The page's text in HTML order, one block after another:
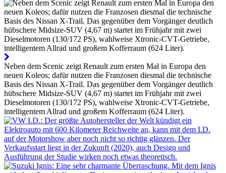
Neben dem Scenic zeigt Renault zum ersten Mal in Europa den
neuen Koleos; dafür nutzen die Franzosen diesmal die technische
Basis des Nissan X-Trail. Das gegenüber dem Vorgänger deutlich
hübschere Midsize-SUV (4,67 m) startet im Frühjahr mit zwei
Dieselmotoren (130/172 PS), wahlweise Xtronic-CVT-Getriebe,
intelligentem Allrad und großem Kofferraum (624 Liter).